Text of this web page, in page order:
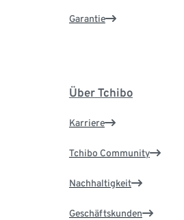
Garantie
Über Tchibo
Karriere
Tchibo Community
Nachhaltigkeit
Geschäftskunden